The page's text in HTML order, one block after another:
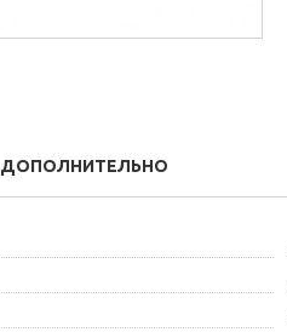
ДОПОЛНИТЕЛЬНО